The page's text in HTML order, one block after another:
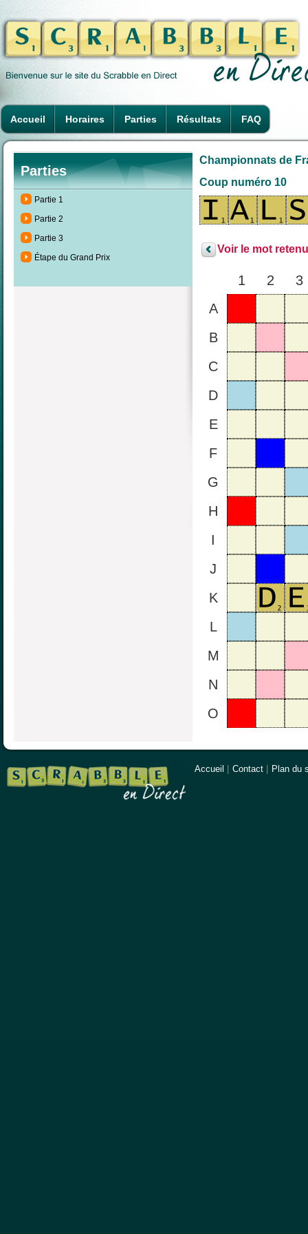
Accueil Horaires Parties Résultats FAQ
Parties
Partie 1
Partie 2
Partie 3
Étape du Grand Prix
Championnats de
Coup numéro 10
Voir le mot
1 2
3
A
B
C
D
E
F
G
H
I
J
K
L
M
N
O
Accueil Contact Plan du